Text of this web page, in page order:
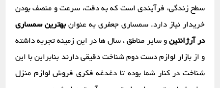
سطح زندگی، فرآیندی است که به دقت، سرعت و منصف بودن
خریدار نیاز دارد. سمساری جعفری به عنوان بهترین سمساری
در آرژانتین و سایر مناطق ، سال ها در این زمینه تجربه داشته
و از بازار لوازم دست دوم شناخت دقیقی دارند بنابراین با این
شناخت در کنار شما بوده تا دغدغه فکری فروش لوازم منزل